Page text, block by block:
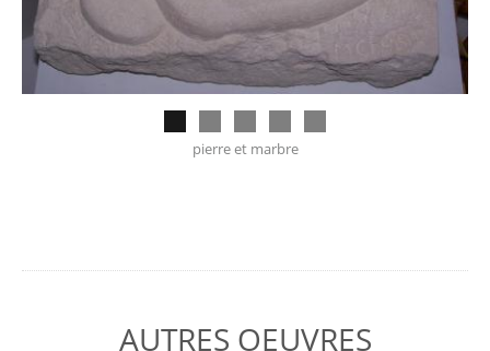
pierre et marbre
AUTRES OEUVRES